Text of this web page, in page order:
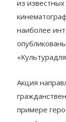
По итогам
из
наиболее
Акция